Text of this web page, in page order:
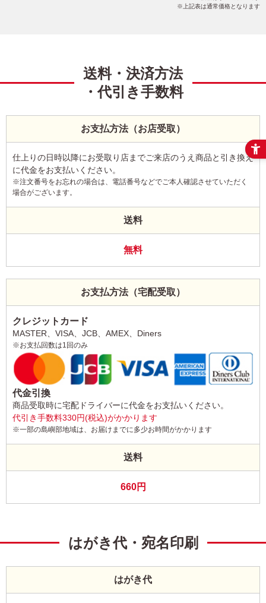
上記表は通常価格となります
送料・決済方法
・代引き手数料
お支払方法（お店受取）
仕上りの日時以降にお受取り店までご来店のうえ商品と引き換え
に代金をお支払いください。
※注文番号をお忘れの場合は、電話番号などでご本人確認させていただく
場合がございます。
送料
無料
お支払方法（宅配受取）
クレジットカード
MASTER、VISA、JCB、AMEX、Diners
※お支払回数は1回のみ
代金引換
商品受取時に宅配ドライバーに代金をお支払いください。
代引き手数料330円(税込)がかかります
※一部の島嶼部地域は、お届けまでに多少お時間がかかります
送料
660円
はがき代・宛名印刷
はがき代